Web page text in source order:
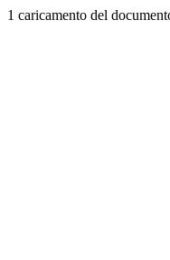
1 caricamento del